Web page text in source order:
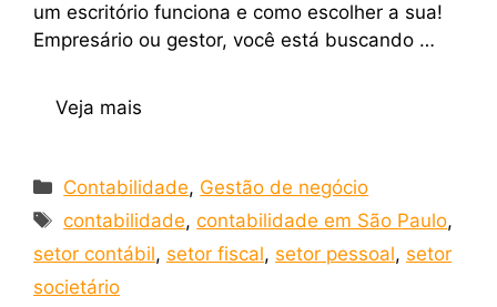
um escritório funciona e como escolher a sua!
Empresário ou gestor, você está buscando …
Veja mais
Contabilidade, Gestão de negócio
contabilidade,contabilidade em São Paulo,
setor contábil, setor fiscal, setor pessoal, setor
societário